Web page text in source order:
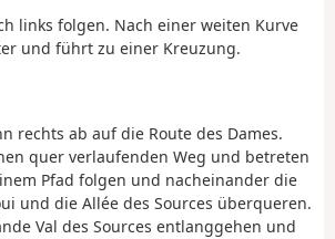
links folgen. Nach einer weiten Kurve
und führt zu einer Kreuzung.
rechts ab auf die Route des Dames.
quer verlaufenden Weg und betreten
Pfad folgen und nacheinander die
und die Allée des Sources überqueren.
Val des Sources entlanggehen und